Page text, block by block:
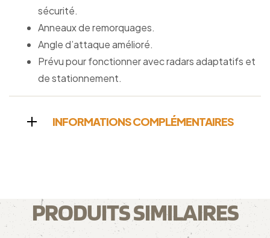
sécurité.
Anneaux de remorquages.
Angle d’attaque amélioré.
Prévu pour fonctionner avec radars adaptatifs et
de stationnement.
INFORMATIONS COMPLÉMENTAIRES
PRODUITS SIMILAIRES